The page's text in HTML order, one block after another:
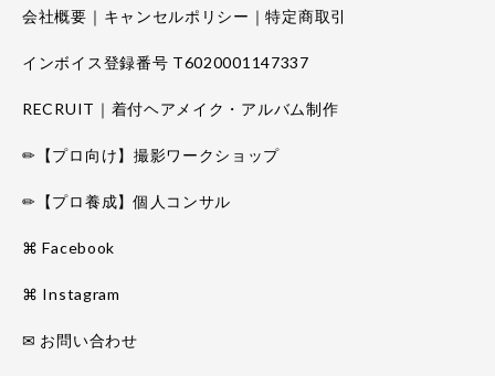
会社概要｜キャンセルポリシー｜特定商取引
インボイス登録番号 T6020001147337
RECRUIT｜着付ヘアメイク・アルバム制作
✏【プロ向け】撮影ワークショップ
✏【プロ養成】個人コンサル
⌘ Facebook
⌘ Instagram
✉ お問い合わせ